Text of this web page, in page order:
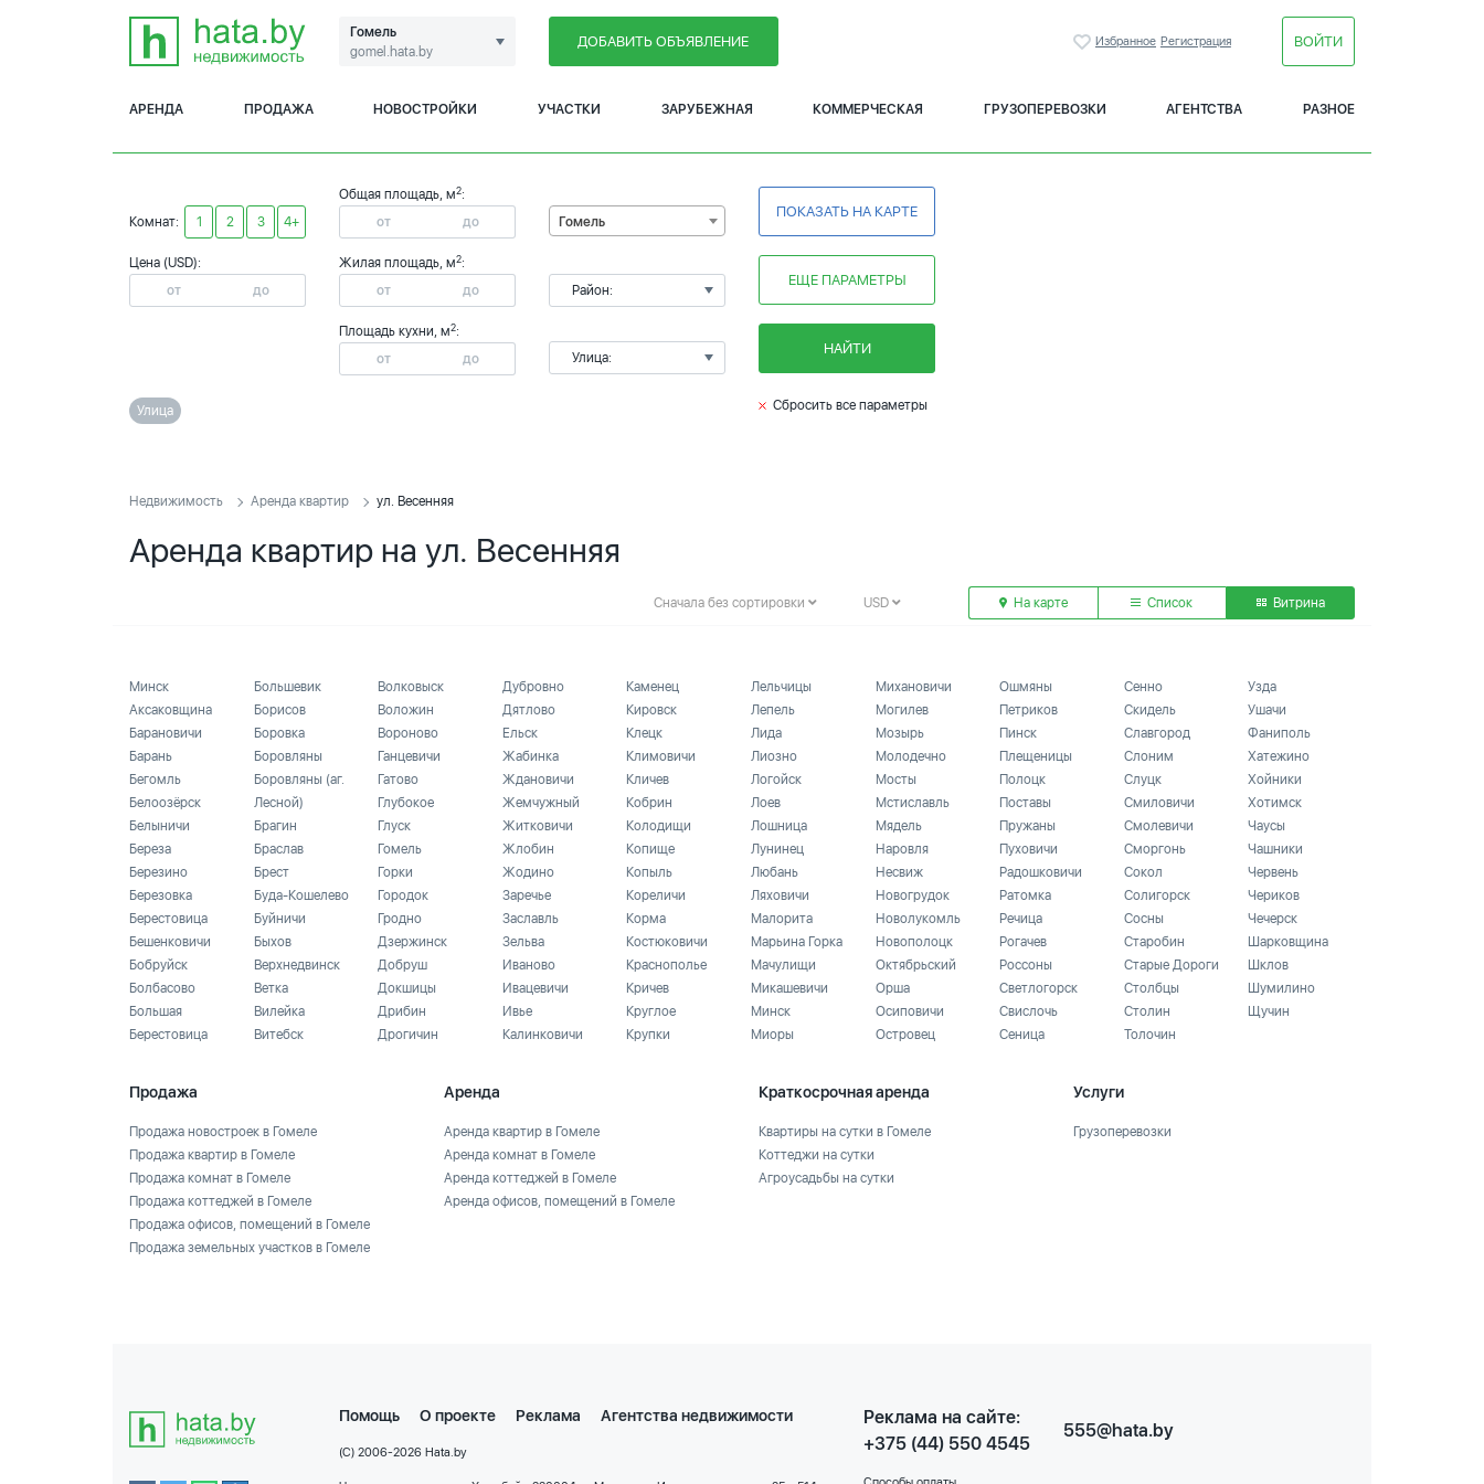
Гомель
gomel.hata.by
ДОБАВИТЬ ОБЪЯВЛЕНИЕ Избранное Регистрация ВОЙТИ
АРЕНДА ПРОДАЖА НОВОСТРОЙКИ УЧАСТКИ ЗАРУБЕЖНАЯ КОММЕРЧЕСКАЯ ГРУЗОПЕРЕВОЗКИ АГЕНТСТВА РАЗНОЕ
Комнат: 1 2 3 4+
Цена (USD):
Общая площадь, м2:
Жилая площадь, м2:
Площадь кухни, м2:
Гомель
Район:
Улица:
ПОКАЗАТЬ НА КАРТЕ
ЕЩЕ ПАРАМЕТРЫ
НАЙТИ
Улица Сбросить все параметры
Недвижимость Аренда квартир ул. Весенняя
Аренда квартир на ул. Весенняя
Сначала без сортировки USD На карте Список Витрина
Минск
Аксаковщина
Барановичи
Барань
Бегомль
Белоозёрск
Белыничи
Береза
Березино
Березовка
Берестовица
Бешенковичи
Бобруйск
Болбасово
Большая
Берестовица
Большевик
Борисов
Боровка
Боровляны
Боровляны (аг.
Лесной)
Брагин
Браслав
Брест
Буда-Кошелево
Буйничи
Быхов
Верхнедвинск
Ветка
Вилейка
Витебск
Волковыск
Воложин
Вороново
Ганцевичи
Гатово
Глубокое
Глуск
Гомель
Горки
Городок
Гродно
Дзержинск
Добруш
Докшицы
Дрибин
Дрогичин
Дубровно
Дятлово
Ельск
Жабинка
Ждановичи
Жемчужный
Житковичи
Жлобин
Жодино
Заречье
Заславль
Зельва
Иваново
Ивацевичи
Ивье
Калинковичи
Каменец
Кировск
Клецк
Климовичи
Кличев
Кобрин
Колодищи
Копище
Копыль
Кореличи
Корма
Костюковичи
Краснополье
Кричев
Круглое
Крупки
Лельчицы
Лепель
Лида
Лиозно
Логойск
Лоев
Лошница
Лунинец
Любань
Ляховичи
Малорита
Марьина Горка
Мачулищи
Микашевичи
Минск
Миоры
Михановичи
Могилев
Мозырь
Молодечно
Мосты
Мстиславль
Мядель
Наровля
Несвиж
Новогрудок
Новолукомль
Новополоцк
Октябрьский
Орша
Осиповичи
Островец
Ошмяны
Петриков
Пинск
Плещеницы
Полоцк
Поставы
Пружаны
Пуховичи
Радошковичи
Ратомка
Речица
Рогачев
Россоны
Светлогорск
Свислочь
Сеница
Сенно
Скидель
Славгород
Слоним
Слуцк
Смиловичи
Смолевичи
Сморгонь
Сокол
Солигорск
Сосны
Старобин
Старые Дороги
Столбцы
Столин
Толочин
Узда
Ушачи
Фаниполь
Хатежино
Хойники
Хотимск
Чаусы
Чашники
Червень
Чериков
Чечерск
Шарковщина
Шклов
Шумилино
Щучин
Продажа
Продажа новостроек в Гомеле
Продажа квартир в Гомеле
Продажа комнат в Гомеле
Продажа коттеджей в Гомеле
Продажа офисов, помещений в Гомеле
Продажа земельных участков в Гомеле
Аренда
Аренда квартир в Гомеле
Аренда комнат в Гомеле
Аренда коттеджей в Гомеле
Аренда офисов, помещений в Гомеле
Краткосрочная аренда
Квартиры на сутки в Гомеле
Коттеджи на сутки
Агроусадьбы на сутки
Услуги
Грузоперевозки
Помощь О проекте Реклама Агентства недвижимости
(C) 2006-2026 Hata.by
Реклама на сайте:
+375 (44) 550 4545
555@hata.by